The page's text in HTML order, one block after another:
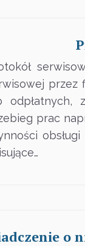
przez
odpłatnych,
prac
o